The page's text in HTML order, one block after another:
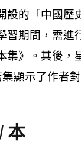
設的「中國
習期間，需
集》。其後，
集顯示了作者
本